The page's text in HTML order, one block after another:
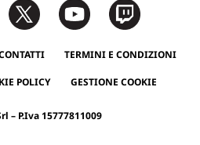
TERMINI E CONDIZIONI
POLICY GESTIONE COOKIE
– P.Iva 15777811009